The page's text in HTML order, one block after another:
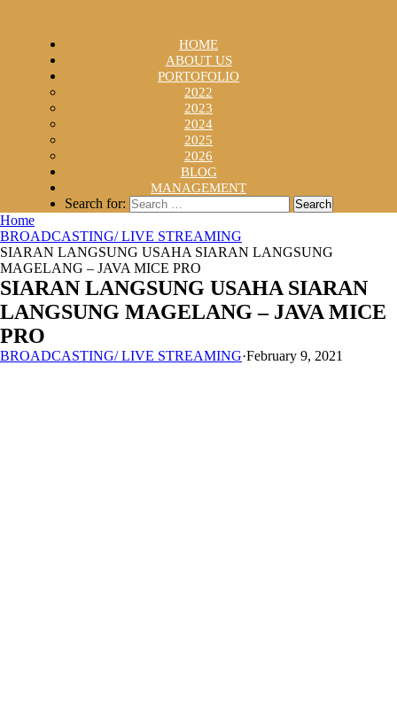
HOME
ABOUT US
PORTOFOLIO
2022
2023
2024
2025
2026
BLOG
MANAGEMENT
Search for:
Home
BROADCASTING/ LIVE STREAMING
SIARAN LANGSUNG USAHA SIARAN LANGSUNG
MAGELANG – JAVA MICE PRO
SIARAN LANGSUNG USAHA SIARAN
LANGSUNG MAGELANG – JAVA MICE
PRO
BROADCASTING/ LIVE STREAMING·February 9, 2021